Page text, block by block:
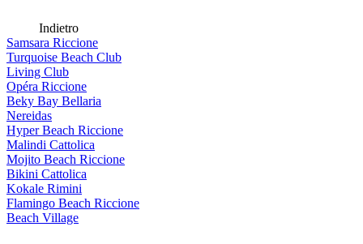
Indietro
Samsara Riccione
Turquoise Beach Club
Living Club
Opéra Riccione
Beky Bay Bellaria
Nereidas
Hyper Beach Riccione
Malindi Cattolica
Mojito Beach Riccione
Bikini Cattolica
Kokale Rimini
Flamingo Beach Riccione
Beach Village